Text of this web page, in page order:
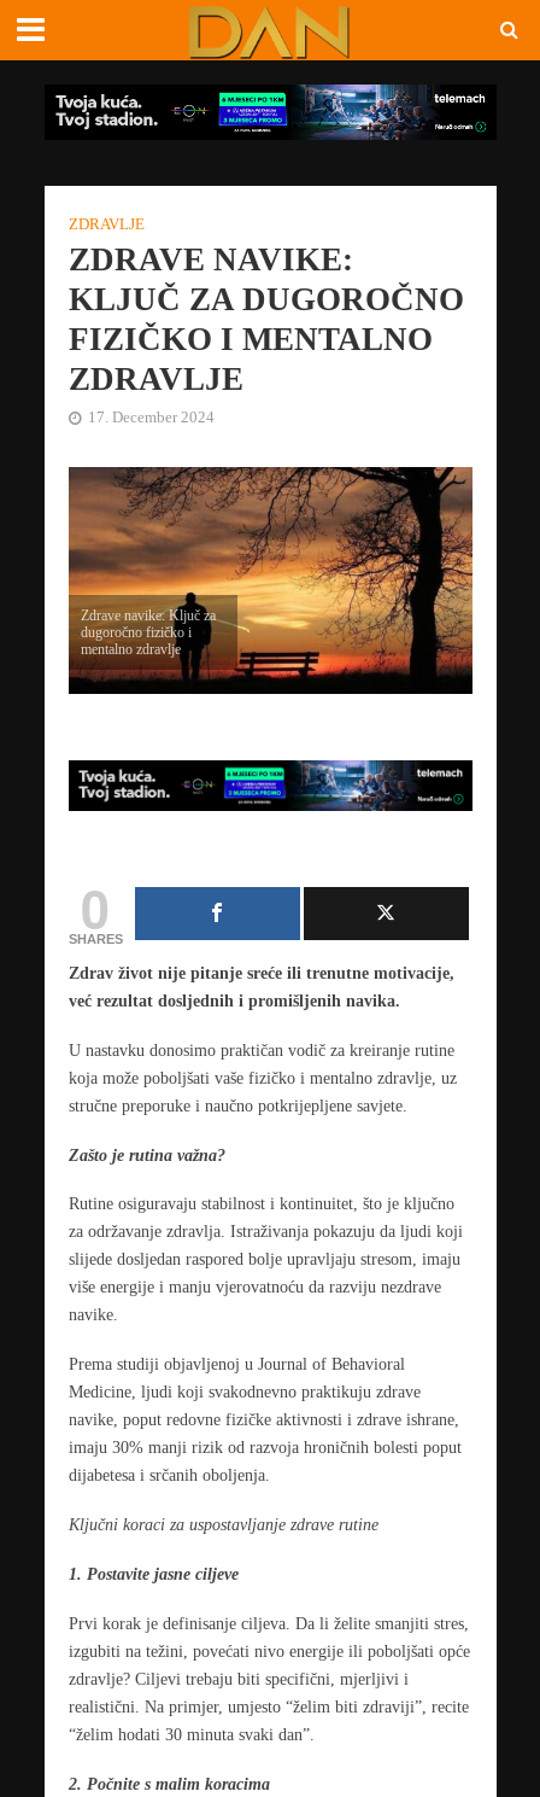
ZDRAVLJE
ZDRAVE NAVIKE:
KLJUČ ZA DUGOROČNO
FIZIČKO I MENTALNO
ZDRAVLJE
17. December 2024
Zdrave navike: Ključ za
dugoročno fizičko i
mentalno zdravlje
0
SHARES
Zdrav život nije pitanje sreće ili trenutne motivacije,
već rezultat dosljednih i promišljenih navika.
U nastavku donosimo praktičan vodič za kreiranje rutine
koja može poboljšati vaše fizičko i mentalno zdravlje, uz
stručne preporuke i naučno potkrijepljene savjete.
Zašto je rutina važna?
Rutine osiguravaju stabilnost i kontinuitet, što je ključno
za održavanje zdravlja. Istraživanja pokazuju da ljudi koji
slijede dosljedan raspored bolje upravljaju stresom, imaju
više energije i manju vjerovatnoću da razviju nezdrave
navike.
Prema studiji objavljenoj u Journal of Behavioral
Medicine, ljudi koji svakodnevno praktikuju zdrave
navike, poput redovne fizičke aktivnosti i zdrave ishrane,
imaju 30% manji rizik od razvoja hroničnih bolesti poput
dijabetesa i srčanih oboljenja.
Ključni koraci za uspostavljanje zdrave rutine
1. Postavite jasne ciljeve
Prvi korak je definisanje ciljeva. Da li želite smanjiti stres,
izgubiti na težini, povećati nivo energije ili poboljšati opće
zdravlje? Ciljevi trebaju biti specifični, mjerljivi i
realistični. Na primjer, umjesto “želim biti zdraviji”, recite
“želim hodati 30 minuta svaki dan”.
2. Počnite s malim koracima